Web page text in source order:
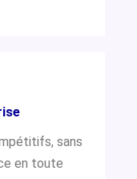
sans
en toute